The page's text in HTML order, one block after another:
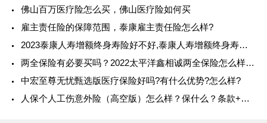
佛山百万医疗险怎么买，佛山医疗险如何买
雇主责任险的保障范围，泰康雇主责任险怎么样?
2023泰康人寿增额终身寿险好不好,泰康人寿增额终身寿险有哪些
两全保险有必要买吗？2022太平洋鑫相诚两全保险怎么样？条款
中宏至尊无忧甄选版医疗保险好吗?有什么优势?怎么样?
人保个人工伤意外险（高空版）怎么样？保什么？条款+产品特色